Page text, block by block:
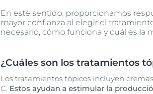
En este sentido, proporcionamos
mayor confianza al elegir el
necesario, cómo funciona y cuál es la
¿Cuáles son los tratamientos
Los tratamientos tópicos incluyen
C. Estos ayudan a estimular la